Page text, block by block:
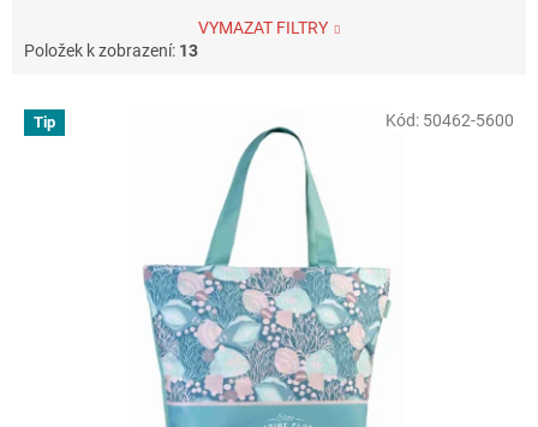
VYMAZAT FILTRY
Položek k zobrazení: 13
V Tip Kód: 50462-5600